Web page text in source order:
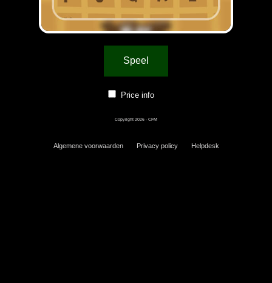
Speel
Price info
Copyright 2026 - CFM
Algemene voorwaarden Privacy policy Helpdesk